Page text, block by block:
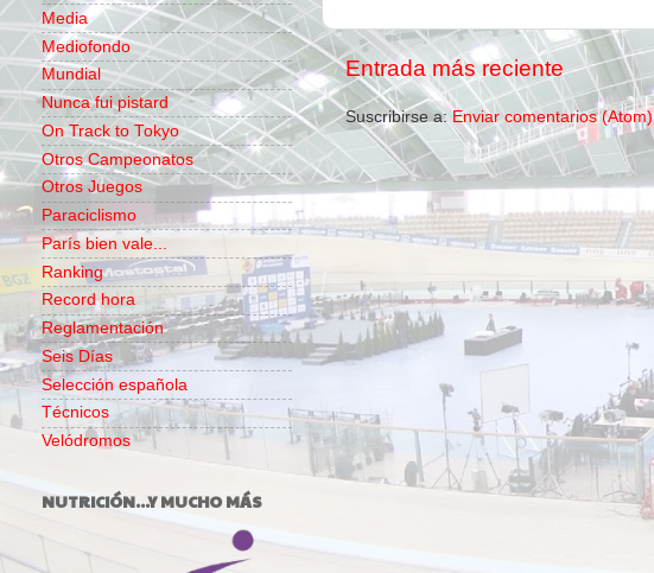
Entrada más reciente
Suscribirse a: Enviar comentarios (Atom)
Media
Mediofondo
Mundial
Nunca fui pistard
On Track to Tokyo
Otros Campeonatos
Otros Juegos
Paraciclismo
París bien vale...
Ranking
Record hora
Reglamentación
Seis Días
Selección española
Técnicos
Velódromos
NUTRICIÓN...Y MUCHO MÁS